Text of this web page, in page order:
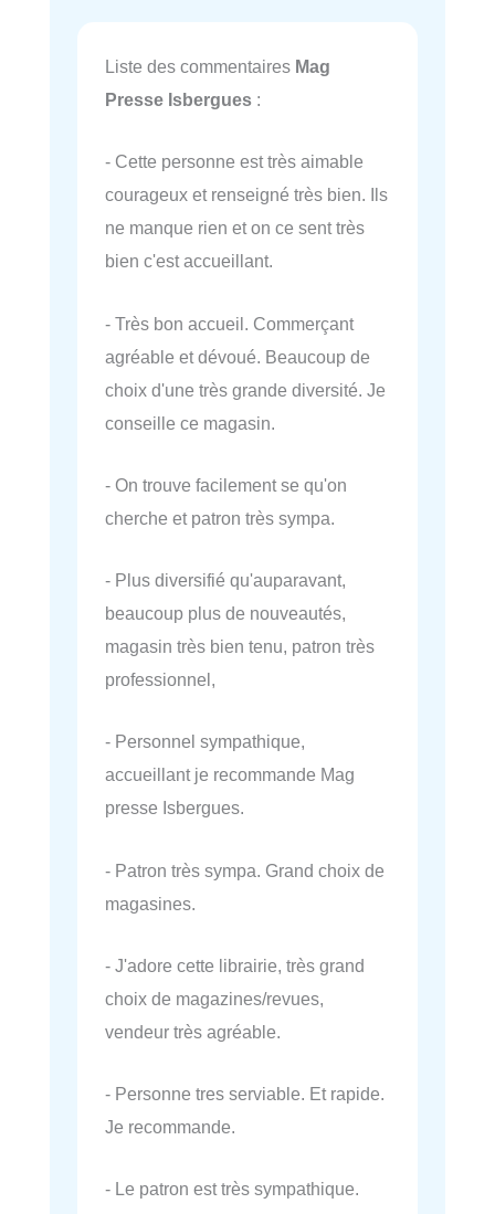
Liste des commentaires Mag
Presse Isbergues :
- Cette personne est très aimable
courageux et renseigné très bien. Ils
ne manque rien et on ce sent très
bien c'est accueillant.
- Très bon accueil. Commerçant
agréable et dévoué. Beaucoup de
choix d'une très grande diversité. Je
conseille ce magasin.
- On trouve facilement se qu'on
cherche et patron très sympa.
- Plus diversifié qu'auparavant,
beaucoup plus de nouveautés,
magasin très bien tenu, patron très
professionnel,
- Personnel sympathique,
accueillant je recommande Mag
presse Isbergues.
- Patron très sympa. Grand choix de
magasines.
- J'adore cette librairie, très grand
choix de magazines/revues,
vendeur très agréable.
- Personne tres serviable. Et rapide.
Je recommande.
- Le patron est très sympathique.